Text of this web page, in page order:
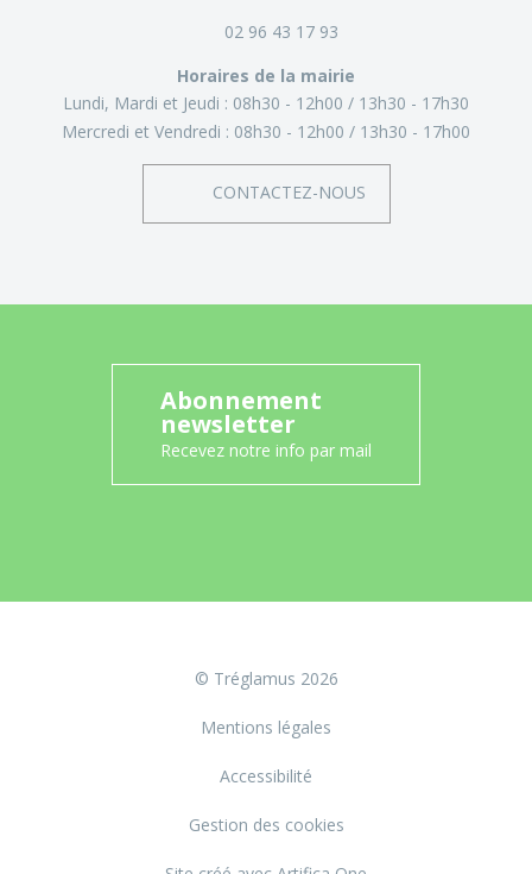
02 96 43 17 93
Horaires de la mairie
Lundi, Mardi et Jeudi : 08h30 - 12h00
13h30 - 17h30
Mercredi et Vendredi : 08h30 - 12h00 13h30 - 17h00
CONTACTEZ-NOUS
Abonnement
newsletter
Recevez notre info par mail
© Tréglamus 2026
Mentions légales
Accessibilité
Gestion des cookies